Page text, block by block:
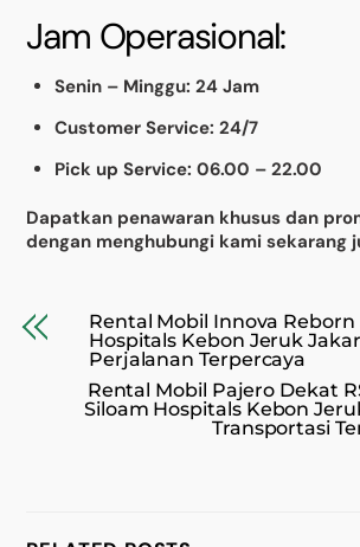
Jam Operasional:
Senin – Minggu: 24 Jam
Customer Service: 24/7
Pick up Service: 06.00 – 22.00
Dapatkan penawaran khusus dan
dengan menghubungi kami sekarang
Rental Mobil Innova Reborn
Hospitals Kebon Jeruk
Perjalanan Terpercaya
Rental Mobil Pajero Dekat
Siloam Hospitals Kebon
Transportasi